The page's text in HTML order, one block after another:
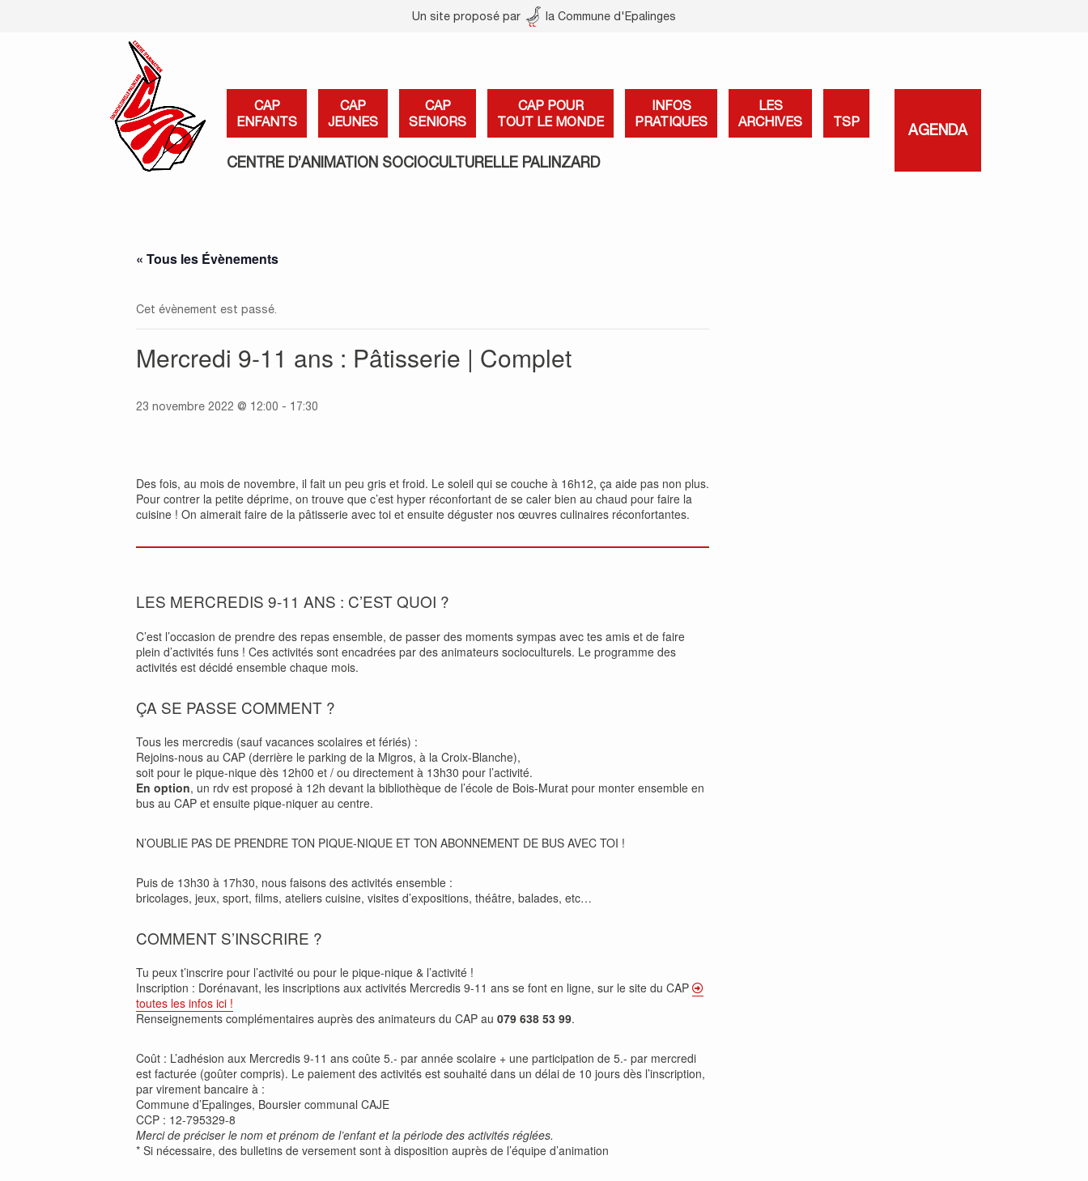
Un site proposé par la Commune d'Epalinges
CAP
ENFANTS
CAP
JEUNES
CAP
SENIORS
CAP POUR
TOUT LE MONDE
INFOS
PRATIQUES
LES
ARCHIVES
TSP
AGENDA
CENTRE D’ANIMATION SOCIOCULTURELLE PALINZARD
« Tous les Évènements
Cet évènement est passé.
Mercredi 9-11 ans : Pâtisserie | Complet
23 novembre 2022 @ 12:00 - 17:30
Des fois, au mois de novembre, il fait un peu gris et froid. Le soleil qui se couche à 16h12, ça aide pas non plus.
Pour contrer la petite déprime, on trouve que c’est hyper réconfortant de se caler bien au chaud pour faire la
cuisine ! On aimerait faire de la pâtisserie avec toi et ensuite déguster nos œuvres culinaires réconfortantes.
LES MERCREDIS 9-11 ANS : C’EST QUOI ?
C’est l’occasion de prendre des repas ensemble, de passer des moments sympas avec tes amis et de faire
plein d’activités funs ! Ces activités sont encadrées par des animateurs socioculturels. Le programme des
activités est décidé ensemble chaque mois.
ÇA SE PASSE COMMENT ?
Tous les mercredis (sauf vacances scolaires et fériés) :
Rejoins-nous au CAP (derrière le parking de la Migros, à la Croix-Blanche),
soit pour le pique-nique dès 12h00 et / ou directement à 13h30 pour l’activité.
En option, un rdv est proposé à 12h devant la bibliothèque de l’école de Bois-Murat pour monter ensemble en
bus au CAP et ensuite pique-niquer au centre.
N’OUBLIE PAS DE PRENDRE TON PIQUE-NIQUE ET TON ABONNEMENT DE BUS AVEC TOI !
Puis de 13h30 à 17h30, nous faisons des activités ensemble :
bricolages, jeux, sport, films, ateliers cuisine, visites d’expositions, théâtre, balades, etc…
COMMENT S’INSCRIRE ?
Tu peux t’inscrire pour l’activité ou pour le pique-nique & l’activité !
Inscription : Dorénavant, les inscriptions aux activités Mercredis 9-11 ans se font en ligne, sur le site du CAP
toutes les infos ici !
Renseignements complémentaires auprès des animateurs du CAP au 079 638 53 99.
Coût : L’adhésion aux Mercredis 9-11 ans coûte 5.- par année scolaire + une participation de 5.- par mercredi
est facturée (goûter compris). Le paiement des activités est souhaité dans un délai de 10 jours dès l’inscription,
par virement bancaire à :
Commune d’Epalinges, Boursier communal CAJE
CCP : 12-795329-8
Merci de préciser le nom et prénom de l’enfant et la période des activités réglées.
* Si nécessaire, des bulletins de versement sont à disposition auprès de l’équipe d’animation